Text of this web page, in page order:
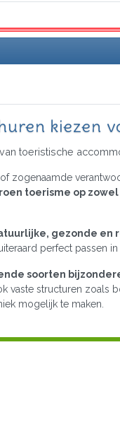
kiezen
toeristische
zogenaamde
toerisme op
gezonde
perfect passen in
soorten
structuren zoals
mogelijk te maken.